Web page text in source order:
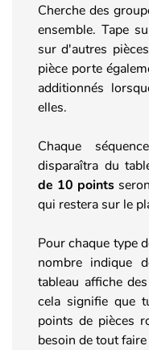
Cherche des
ensemble. Tape
sur d'autres
pièce porte
additionnés
elles.
Chaque
disparaîtra du
de 10 points
qui restera sur le
Pour chaque type
nombre indique
tableau affiche
cela signifie que
points de pièces
besoin de tout